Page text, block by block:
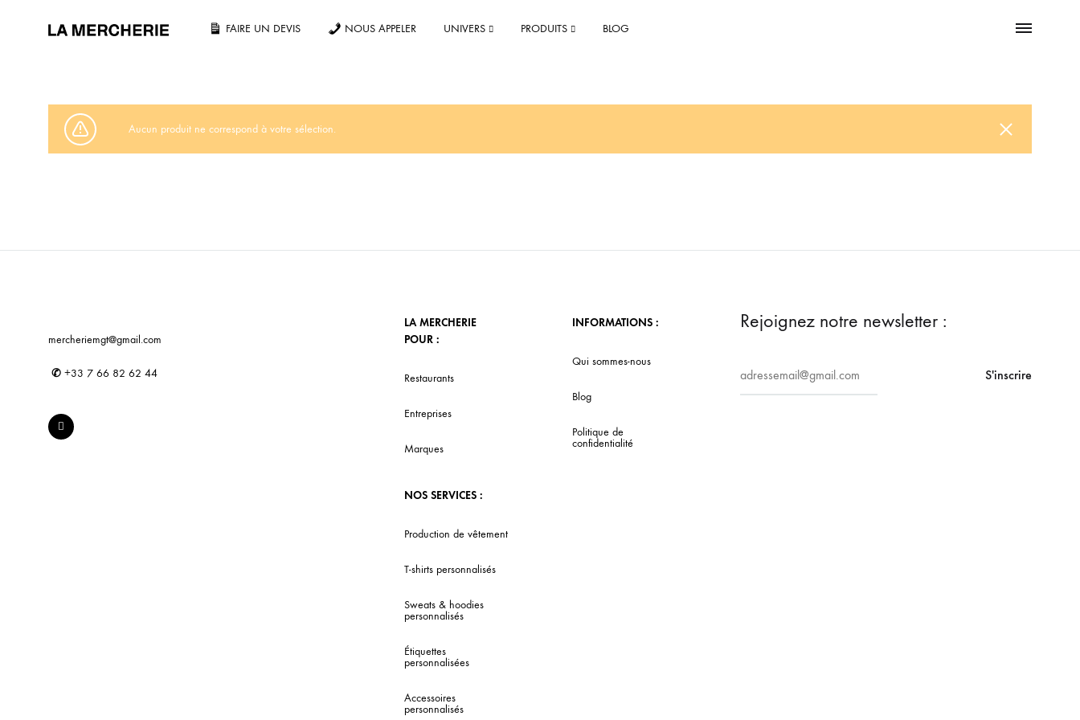
FAIRE UN DEVIS NOUS APPELER UNIVERS PRODUITS
NOS PRODUITS
Tout voir
La gamme Essentiel
Made in Portugal
DEVIS ET ESTIMATION
BLOG Menu
Aucun produit ne correspond à votre sélection.
mercheriemgt@gmail.com
✆ +33 7 66 82 62 44
LA MERCHERIE
POUR :
Restaurants
Entreprises
Marques
NOS SERVICES :
Production de vêtement
T-shirts personnalisés
Sweats & hoodies
personnalisés
Étiquettes
personnalisées
Accessoires
personnalisés
INFORMATIONS :
Qui sommes-nous
Blog
Politique de
confidentialité
Rejoignez notre newsletter :